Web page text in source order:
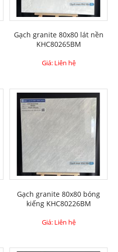
Gạch granite 80x80 lát nền
KHC80265BM
Giá: Liên hệ
Gạch granite 80x80 bóng
kiếng KHC80226BM
Giá: Liên hệ